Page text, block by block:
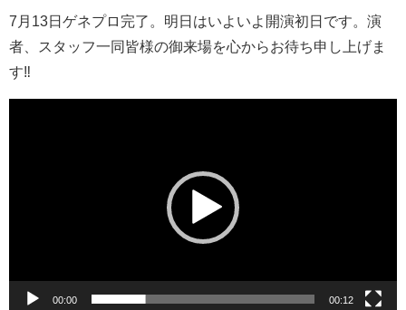
7月13日ゲネプロ完了。明日はいよいよ開演初日です。演
者、スタッフ一同皆様の御来場を心からお待ち申し上げま
す‼
00:00 00:12